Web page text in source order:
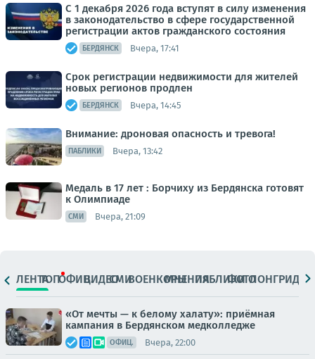
С 1 декабря 2026 года вступят в силу изменения
в законодательство в сфере государственной
регистрации актов гражданского состояния
БЕРДЯНСК Вчера, 17:41
Срок регистрации недвижимости для жителей
новых регионов продлен
БЕРДЯНСК Вчера, 14:45
Внимание: дроновая опасность и тревога!
ПАБЛИКИ Вчера, 13:42
Медаль в 17 лет : Борчиху из Бердянска готовят
к Олимпиаде
СМИ Вчера, 21:09
ЛЕНТАТОПОФИЦ.ВИДЕОСМИВОЕНКОРЫМНЕНИЯПАБЛИКИ
ФОТОЛОНГРИДЫ
«От мечты — к белому халату»: приёмная
кампания в Бердянском медколледже
ОФИЦ. Вчера, 22:00